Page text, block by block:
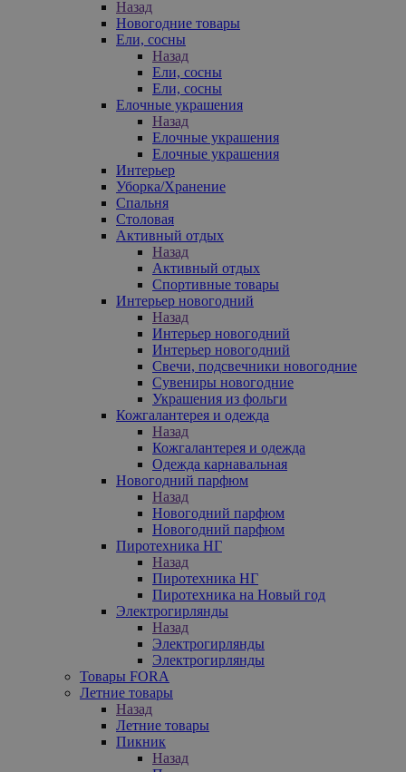
Назад
Новогодние товары
Ели, сосны
Назад
Ели, сосны
Ели, сосны
Елочные украшения
Назад
Елочные украшения
Елочные украшения
Интерьер
Уборка/Хранение
Спальня
Столовая
Активный отдых
Назад
Активный отдых
Спортивные товары
Интерьер новогодний
Назад
Интерьер новогодний
Интерьер новогодний
Свечи, подсвечники новогодние
Сувениры новогодние
Украшения из фольги
Кожгалантерея и одежда
Назад
Кожгалантерея и одежда
Одежда карнавальная
Новогодний парфюм
Назад
Новогодний парфюм
Новогодний парфюм
Пиротехника НГ
Назад
Пиротехника НГ
Пиротехника на Новый год
Электрогирлянды
Назад
Электрогирлянды
Электрогирлянды
Товары FORA
Летние товары
Назад
Летние товары
Пикник
Назад